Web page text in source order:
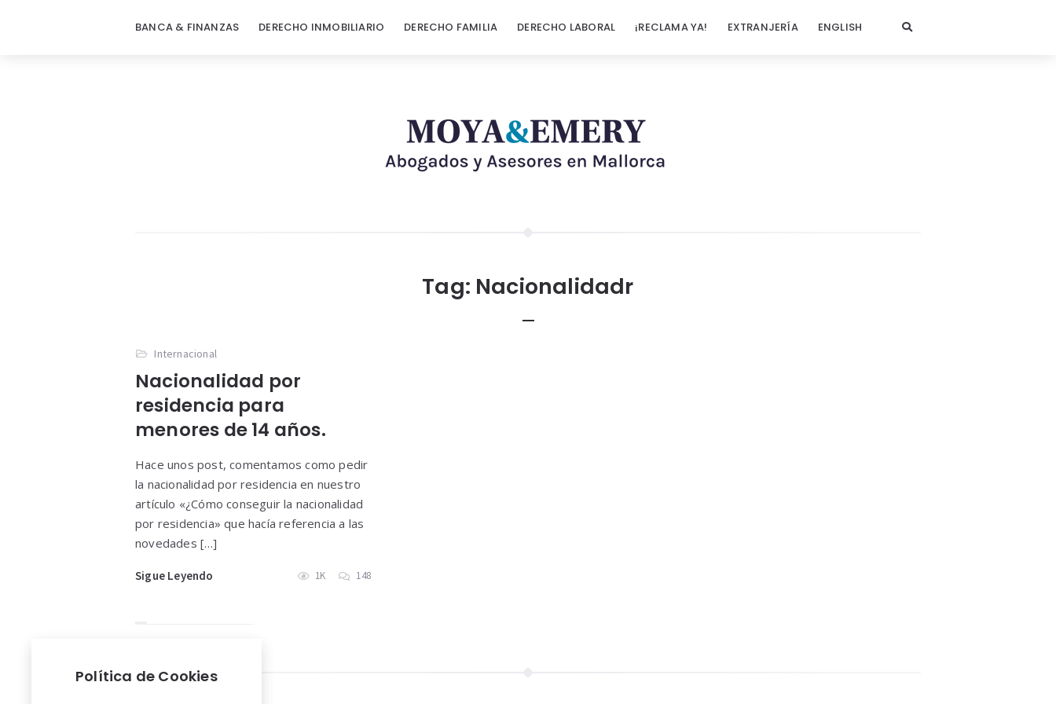
BANCA & FINANZAS DERECHO INMOBILIARIO DERECHO FAMILIA DERECHO LABORAL ¡RECLAMA YA! EXTRANJERÍA ENGLISH
Tag: Nacionalidadr
Internacional
Nacionalidad por
residencia para
menores de 14 años.
Hace unos post, comentamos como pedir
la nacionalidad por residencia en nuestro
artículo «¿Cómo conseguir la nacionalidad
por residencia» que hacía referencia a las
novedades […]
Sigue Leyendo 1K 148
Widgets
Política de Cookies